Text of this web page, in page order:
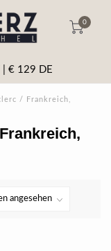
0
| € 129 DE
/ Frankreich,